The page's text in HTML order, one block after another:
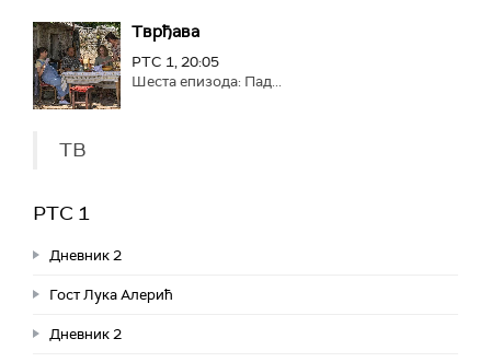
Тврђава
РТС 1, 20:05
Шеста епизода: Пад...
ТВ
РТС 1
Дневник 2
Гост Лука Алерић
Дневник 2